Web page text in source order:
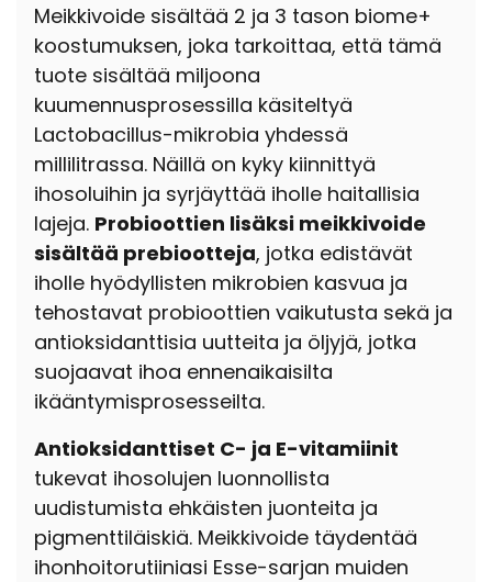
Meikkivoide sisältää 2 ja 3 tason biome+
koostumuksen, joka tarkoittaa, että tämä
tuote sisältää miljoona
kuumennusprosessilla käsiteltyä
Lactobacillus-mikrobia yhdessä
millilitrassa. Näillä on kyky kiinnittyä
ihosoluihin ja syrjäyttää iholle haitallisia
lajeja. Probioottien lisäksi meikkivoide
sisältää prebiootteja, jotka edistävät
iholle hyödyllisten mikrobien kasvua ja
tehostavat probioottien vaikutusta sekä ja
antioksidanttisia uutteita ja öljyjä, jotka
suojaavat ihoa ennenaikaisilta
ikääntymisprosesseilta.
Antioksidanttiset C- ja E-vitamiinit
tukevat ihosolujen luonnollista
uudistumista ehkäisten juonteita ja
pigmenttiläiskiä. Meikkivoide täydentää
ihonhoitorutiiniasi Esse-sarjan muiden